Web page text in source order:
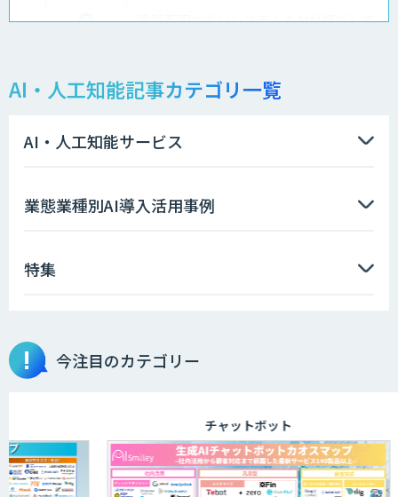
設計不明の古いシステムをAIが解析して
AIエージェント開発支援
AIエンジニアアカデミー（バイブコーデ
aiDAPTIV+
ELYZA Works with KDDI
AI・人工知能記事カテゴリ一覧
AI・人工知能サービス
業態業種別AI導入活用事例
特集
今注目のカテゴリー
チャットボット